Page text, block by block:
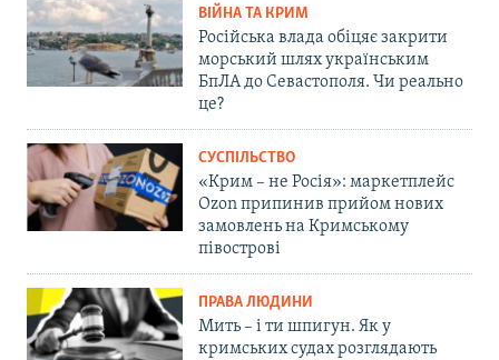
ВІЙНА ТА КРИМ
Російська влада обіцяє закрити
морський шлях українським
БпЛА до Севастополя. Чи реально
це?
СУСПІЛЬСТВО
«Крим – не Росія»: маркетплейс
Ozon припинив прийом нових
замовлень на Кримському
півострові
ПРАВА ЛЮДИНИ
Мить – і ти шпигун. Як у
кримських судах розглядають